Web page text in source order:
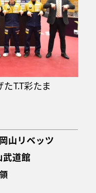
T.T彩たま
山リベッツ
道館